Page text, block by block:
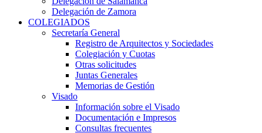
Delegación de Zamora
COLEGIADOS
Secretaría General
Registro de Arquitectos y Sociedades
Colegiación y Cuotas
Otras solicitudes
Juntas Generales
Memorias de Gestión
Visado
Información sobre el Visado
Documentación e Impresos
Consultas frecuentes